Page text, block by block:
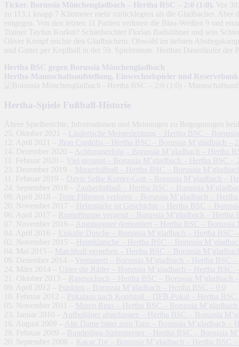
Ticker. Borussia Mönchengladbach – Hertha BSC – 2:0 (1:0). Vor
zu 113,1 knapp 7 Kilometer mehr zurücklegten als die Gladbacher.
entgegen. Von den letzten 11 Partien verloren die Blau-Weißen 9 und
Trainer Tayfun Korkut? Schiedsrichter Florian Badstübner und sein
Oliver Kempf reichte den Gladbachern. Obwohl im tiefsten
und Ginter per Kopfball in der 59. Spielminute. Herthas Dauerläufer der
Hertha BSC gegen Borussia Mönchengladbach
Hertha-Mannschaftsaufstellung, Einwechselspieler und
Hertha-Spiele Fußball-Historie
Ältere Spielberichte, Informationen und Meinungen zu Begegnungen
25. Oktober 2021 –
Läuferische Meisterleistung – Hertha BSC –
12. April 2021 –
Jhon Cordoba – Hertha BSC – Borussia M’gladbach –
14. Dezember 2020 –
Achtungserfolg – Borussia M’gladbach – Hertha
11. Februar 2020 –
Viel gerannt – Borussia M’gladbach – Hertha BSC –
23. Dezember 2019 –
Mauerfußball – Hertha BSC – Borussia
11. Februar 2019 –
Davie Selke Konter-Gott – Borussia M’gladbach –
24. September 2018 – Zauberfußball – Hertha BSC – Borussia
09. April 2018 –
Trotz Führung verloren – Borussia M’gladbach – Hertha
20. November 2017 –
Heimstärke ist Geschichte – Hertha BSC –
06. April 2017 –
Rumpftruppe vergeigt – Borussia M’gladbach – Hertha
07. November 2016 –
Angstgegner demontiert – Hertha BSC – Borussia
04. April 2016 –
Eiskalte Dusche – Borussia M’gladbach – Hertha BSC
02. November 2015 –
Heimklatsche – Hertha BSC – Borussia
04. Mai 2015 –
Matchball vergeben – Hertha BSC – Borussia
09. Dezember 2014 –
Vermauert – Borussia M’gladbach – Hertha BSC –
24. März 2014 –
Unter die Räder – Borussia M’gladbach – Hertha BSC
21. Oktober 2013 –
Rasenschach – Hertha BSC – Borussia M’gladbach
09. April 2012 –
Punkten – Borussia M’gladbach – Hertha BSC – 0:0
10. Februar 2012 –
Pokalaus nach Kopfstoß – DFB-Pokal – Hertha
05. November 2011 –
Marco Reus – Hertha BSC – Borussia M’gladbach
23. Januar 2010 –
Aufholjäger abgefangen – Hertha BSC – Borussia
16. August 2009 –
Alte Dame bittet zum Tanz – Borussia M’gladbach –
28. Februar 2009 –
Bundesliga-Spitzenreiter – Hertha BSC – Borussia
20. September 2008 –
Kacar Tor – Borussia M’gladbach – Hertha BSC –